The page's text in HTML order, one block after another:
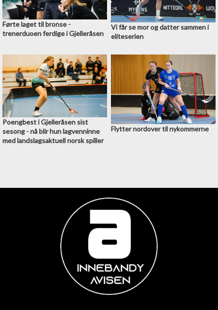
Førte laget til bronse -
trenerduoen ferdige i Gjelleråsen
Vi får se mor og datter sammen i
eliteserien
Poengbest i Gjelleråsen sist
sesong - nå blir hun lagvenninne
med landslagsaktuell norsk spiller
Flytter nordover til nykommerne